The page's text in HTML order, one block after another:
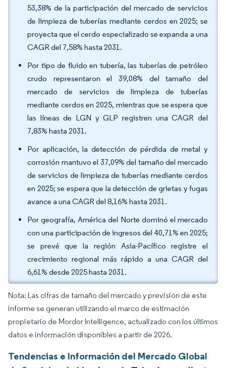
53,38% de la participación del mercado de servicios
de limpieza de tuberías mediante cerdos en 2025; se
proyecta que el cerdo especializado se expanda a una
CAGR del 7,58% hasta 2031.
Por tipo de fluido en tubería, las tuberías de petróleo
crudo representaron el 39,08% del tamaño del
mercado de servicios de limpieza de tuberías
mediante cerdos en 2025, mientras que se espera que
las líneas de LGN y GLP registren una CAGR del
7,83% hasta 2031.
Por aplicación, la detección de pérdida de metal y
corrosión mantuvo el 37,09% del tamaño del mercado
de servicios de limpieza de tuberías mediante cerdos
en 2025; se espera que la detección de grietas y fugas
avance a una CAGR del 8,16% hasta 2031.
Por geografía, América del Norte dominó el mercado
con una participación de ingresos del 40,71% en 2025;
se prevé que la región Asia-Pacífico registre el
crecimiento regional más rápido a una CAGR del
6,61% desde 2025 hasta 2031.
Nota: Las cifras de tamaño del mercado y previsión de este
informe se generan utilizando el marco de estimación
propietario de Mordor Intelligence, actualizado con los últimos
datos e información disponibles a partir de 2026.
Tendencias e Información del Mercado Global